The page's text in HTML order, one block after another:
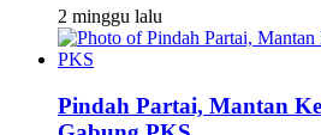
2 minggu lalu
Pindah Partai, Mantan